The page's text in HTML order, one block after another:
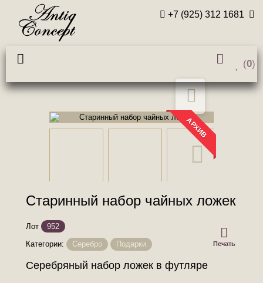
+7 (925) 312 1681
(0)
АРХИВ
Старинный набор чайных ложек
Печать
Лот
952
Категории:
Серебро Подарки
Серебряный набор ложек в футляре